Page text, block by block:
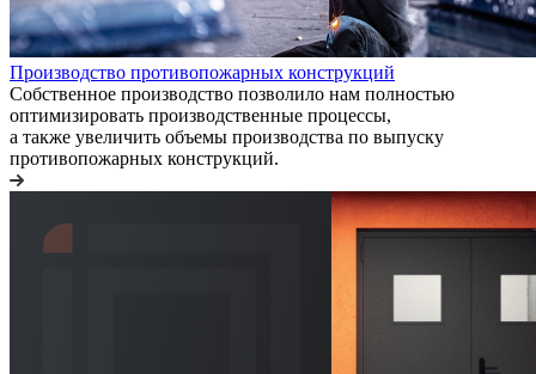
Производство противопожарных конструкций
Собственное производство позволило нам полностью
оптимизировать производственные процессы,
а также увеличить объемы производства по выпуску
противопожарных конструкций.